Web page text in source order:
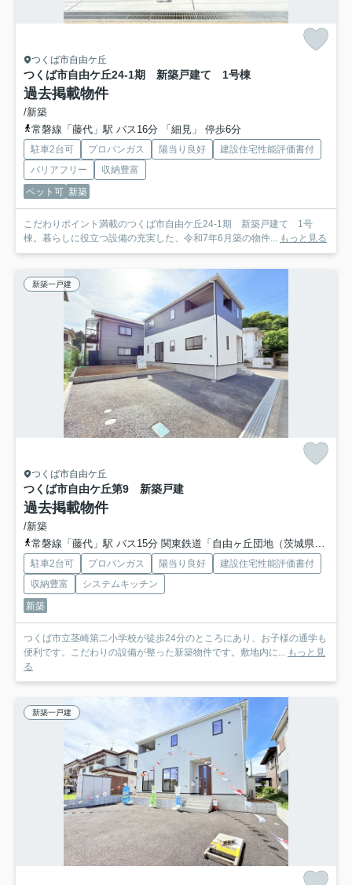
つくば市自由ケ丘
つくば市自由ケ丘24-1期 新築戸建て 1号棟
過去掲載物件
/新築
常磐線「藤代」駅 バス16分 「細見」 停歩6分
駐車2台可 プロパンガス 陽当り良好
建設住宅性能評価書付
バリアフリー
収納豊富
ペット可 新築
こだわりポイント満載のつくば市自由ケ丘24-1期 新築戸建て 1号
棟。暮らしに役立つ設備の充実した、令和7年6月築の物件... もっと見る
新築一戸建
つくば市自由ケ丘
つくば市自由ケ丘第9 新築戸建
過去掲載物件
/新築
常磐線「藤代」駅 バス15分 関東鉄道「自由ヶ丘団地（茨城県）」 停歩7分
駐車2台可 プロパンガス 陽当り良好
建設住宅性能評価書付
収納豊富
システムキッチン
新築
つくば市立茎崎第二小学校が徒歩24分のところにあり、お子様の通学も
便利です。こだわりの設備が整った新築物件です。敷地内に... もっと見
る
新築一戸建